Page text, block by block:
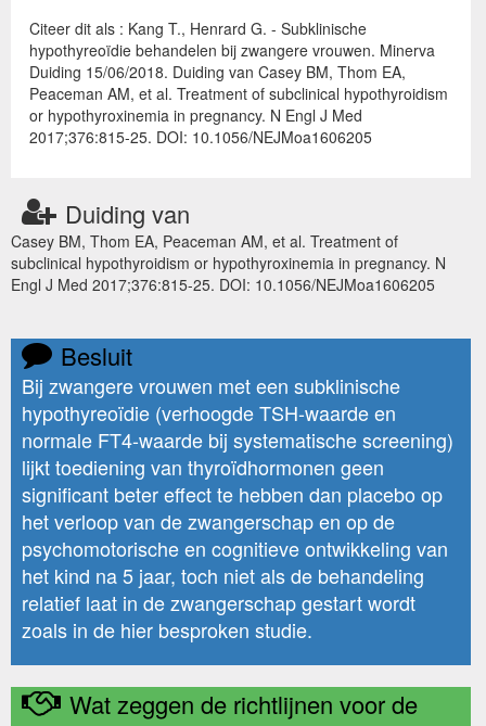
Citeer dit als : Kang T., Henrard G. - Subklinische
hypothyreoïdie behandelen bij zwangere vrouwen. Minerva
Duiding 15/06/2018. Duiding van Casey BM, Thom EA,
Peaceman AM, et al. Treatment of subclinical hypothyroidism
or hypothyroxinemia in pregnancy. N Engl J Med
2017;376:815-25. DOI: 10.1056/NEJMoa1606205
Duiding van
Casey BM, Thom EA, Peaceman AM, et al. Treatment of
subclinical hypothyroidism or hypothyroxinemia in pregnancy. N
Engl J Med 2017;376:815-25. DOI: 10.1056/NEJMoa1606205
Besluit
Bij zwangere vrouwen met een subklinische
hypothyreoïdie (verhoogde TSH-waarde en
normale FT4-waarde bij systematische screening)
lijkt toediening van thyroïdhormonen geen
significant beter effect te hebben dan placebo op
het verloop van de zwangerschap en op de
psychomotorische en cognitieve ontwikkeling van
het kind na 5 jaar, toch niet als de behandeling
relatief laat in de zwangerschap gestart wordt
zoals in de hier besproken studie.
Wat zeggen de richtlijnen voor de